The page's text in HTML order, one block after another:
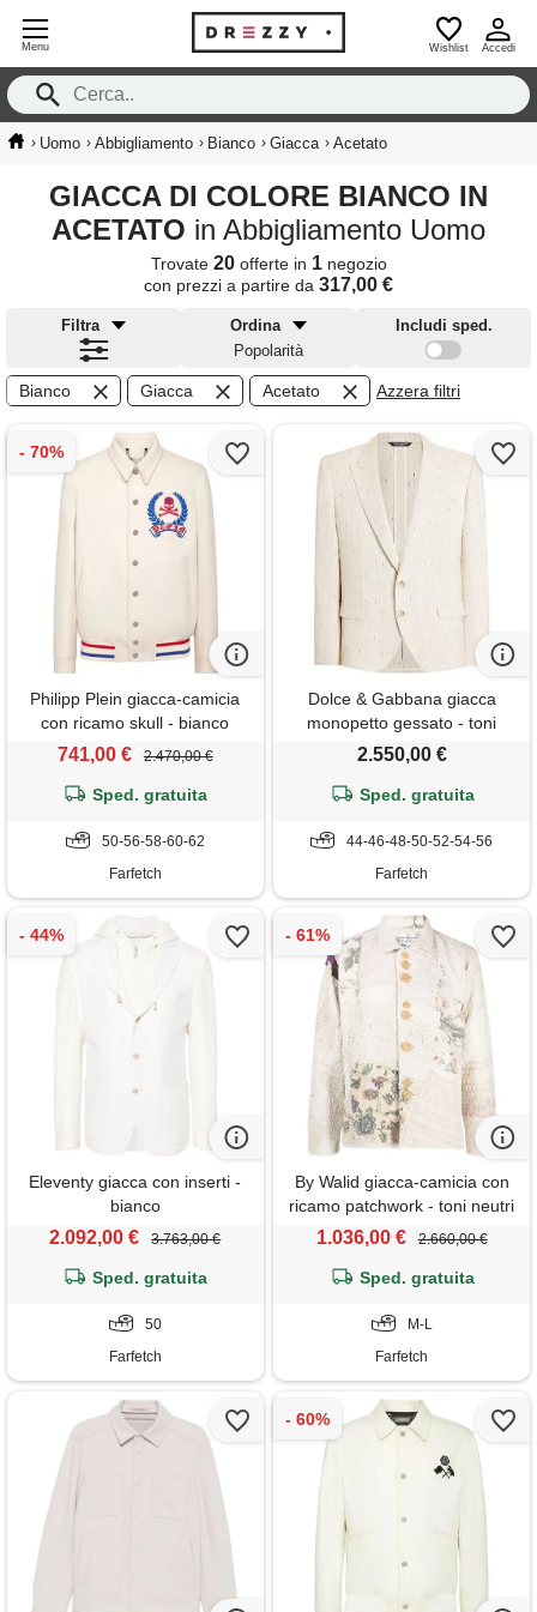
Menu Wishlist Accedi
› Uomo › Abbigliamento › Bianco › Giacca › Acetato
GIACCA DI COLORE BIANCO IN
ACETATO in Abbigliamento Uomo
Trovate 20offerte in 1negozio
con prezzi a partire da 317,00 €
Filtra
Ordina
Popolarità
Includi sped.
Bianco Giacca Acetato Azzera filtri
Philipp Plein giacca-camicia
con ricamo skull - bianco
741,00 € 2.470,00 €
Sped. gratuita
50-56-58-60-62
Farfetch
Dolce & Gabbana giacca
monopetto gessato - toni
neutri
2.550,00 €
Sped. gratuita
44-46-48-50-52-54-56
Farfetch
Eleventy giacca con inserti -
bianco
2.092,00 € 3.763,00 €
Sped. gratuita
50
Farfetch
By Walid giacca-camicia con
ricamo patchwork - toni neutri
1.036,00 € 2.660,00 €
Sped. gratuita
M-L
Farfetch